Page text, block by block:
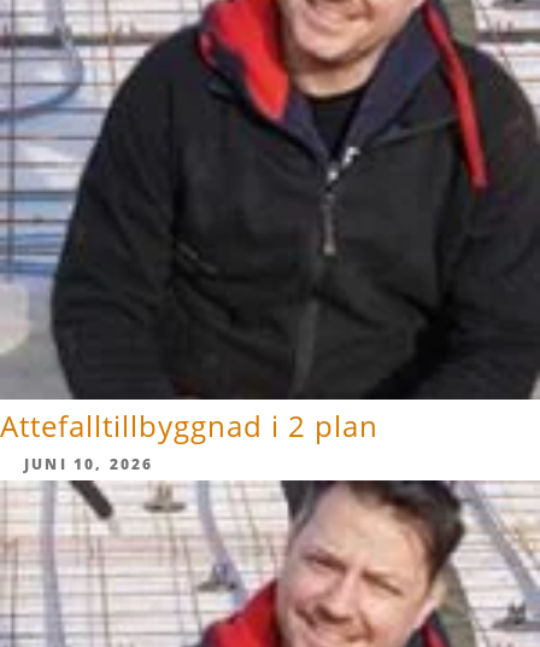
Attefalltillbyggnad i 2 plan
JUNI 10, 2026